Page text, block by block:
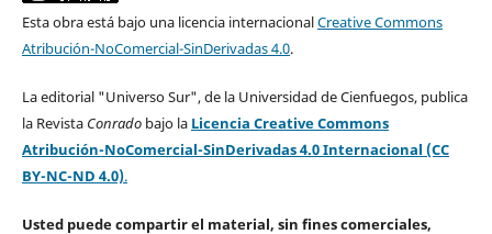
Esta obra está bajo una licencia internacionalCreative Commons
Atribución-NoComercial-SinDerivadas 4.0.
La editorial "Universo Sur", de la Universidad de Cienfuegos, publica
la Revista Conradobajo la Licencia Creative Commons
Atribución-NoComercial-SinDerivadas 4.0 Internacional (CC
BY-NC-ND 4.0).
Usted puede compartir el material, sin fines comerciales,